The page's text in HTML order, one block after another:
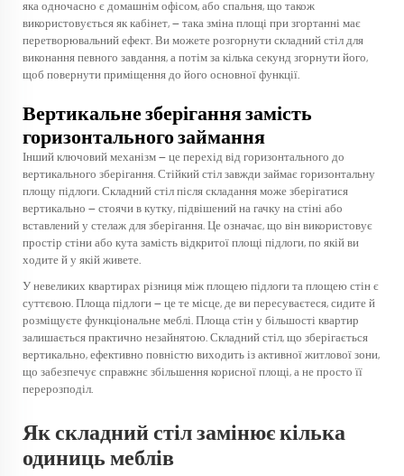
яка одночасно є домашнім офісом, або спальня, що також
використовується як кабінет, — така зміна площі при згортанні має
перетворювальний ефект. Ви можете розгорнути складний стіл для
виконання певного завдання, а потім за кілька секунд згорнути його,
щоб повернути приміщення до його основної функції.
Вертикальне зберігання замість
горизонтального займання
Інший ключовий механізм — це перехід від горизонтального до
вертикального зберігання. Стійкий стіл завжди займає горизонтальну
площу підлоги. Складний стіл після складання може зберігатися
вертикально — стоячи в кутку, підвішений на гачку на стіні або
вставлений у стелаж для зберігання. Це означає, що він використовує
простір стіни або кута замість відкритої площі підлоги, по якій ви
ходите й у якій живете.
У невеликих квартирах різниця між площею підлоги та площею стін є
суттєвою. Площа підлоги — це те місце, де ви пересуваєтеся, сидите й
розміщуєте функціональне меблі. Площа стін у більшості квартир
залишається практично незайнятою. Складний стіл, що зберігається
вертикально, ефективно повністю виходить із активної житлової зони,
що забезпечує справжнє збільшення корисної площі, а не просто її
перерозподіл.
Як складний стіл замінює кілька
одиниць меблів